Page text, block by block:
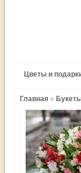
Цветы и
Главная »